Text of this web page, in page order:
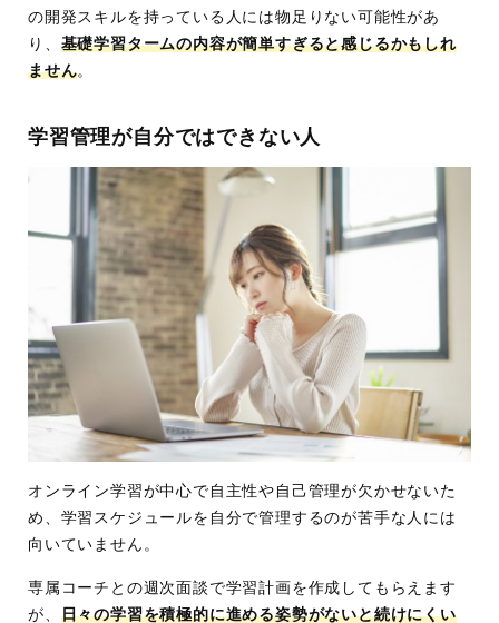
の開発スキルを持っている人には物足りない可能性があ
り、 基礎学習タームの内容が簡単すぎると感じるかもしれ
ません。
学習管理が自分ではできない人
オンライン学習が中心で自主性や自己管理が欠かせないた
め、学習スケジュールを自分で管理するのが苦手な人には
向いていません。
専属コーチとの週次面談で学習計画を作成してもらえます
が、 日々の学習を積極的に進める姿勢がないと続けにくい